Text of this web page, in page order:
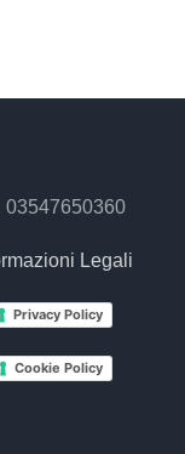
03547650360
Legali
Privacy Policy
Cookie Policy